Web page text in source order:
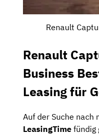
Renault
Renault
Business
Leasing für
Auf der Suche nach
LeasingTime fündig